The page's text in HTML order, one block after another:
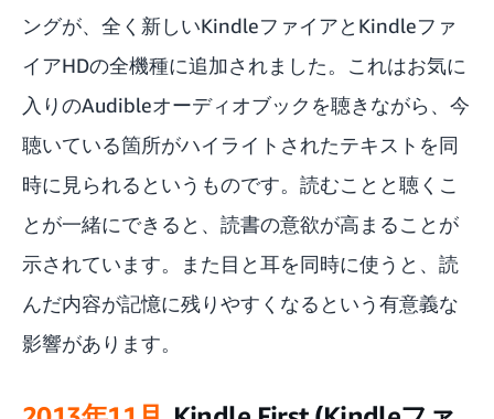
ングが、全く新しいKindleファイアとKindleファ
イアHDの全機種に追加されました。これはお気に
入りのAudibleオーディオブックを聴きながら、今
聴いている箇所がハイライトされたテキストを同
時に見られるというものです。読むことと聴くこ
とが一緒にできると、読書の意欲が高まることが
示されています。また目と耳を同時に使うと、読
んだ内容が記憶に残りやすくなるという有意義な
影響があります。